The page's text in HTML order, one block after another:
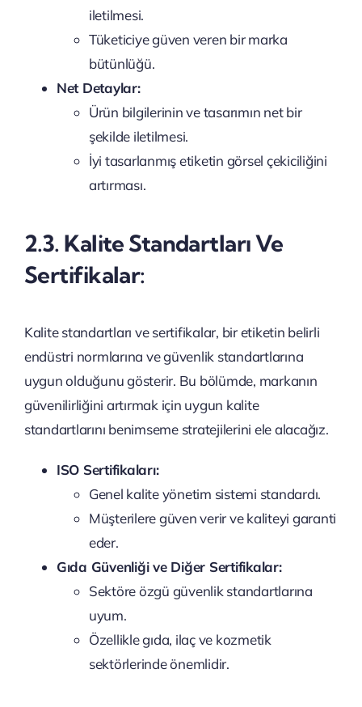
iletilmesi.
Tüketiciye güven veren bir marka
bütünlüğü.
Net Detaylar:
Ürün bilgilerinin ve tasarımın net bir
şekilde iletilmesi.
İyi tasarlanmış etiketin görsel çekiciliğini
artırması.
2.3. Kalite Standartları Ve
Sertifikalar:
Kalite standartları ve sertifikalar, bir etiketin belirli
endüstri normlarına ve güvenlik standartlarına
uygun olduğunu gösterir. Bu bölümde, markanın
güvenilirliğini artırmak için uygun kalite
standartlarını benimseme stratejilerini ele alacağız.
ISO Sertifikaları:
Genel kalite yönetim sistemi standardı.
Müşterilere güven verir ve kaliteyi garanti
eder.
Gıda Güvenliği ve Diğer Sertifikalar:
Sektöre özgü güvenlik standartlarına
uyum.
Özellikle gıda, ilaç ve kozmetik
sektörlerinde önemlidir.